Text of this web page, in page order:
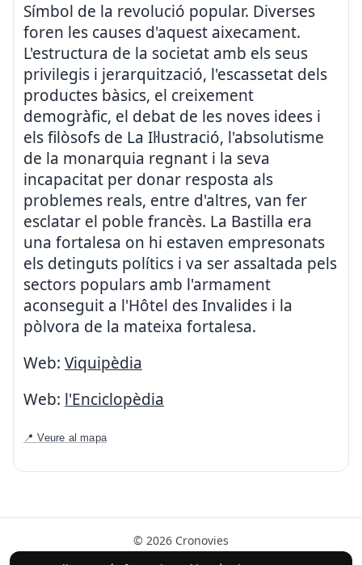
Símbol de la revolució popular. Diverses
foren les causes d'aquest aixecament.
L'estructura de la societat amb els seus
privilegis i jerarquització, l'escassetat dels
productes bàsics, el creixement
demogràfic, el debat de les noves idees i
els filòsofs de La Il·lustració, l'absolutisme
de la monarquia regnant i la seva
incapacitat per donar resposta als
problemes reals, entre d'altres, van fer
esclatar el poble francès. La Bastilla era
una fortalesa on hi estaven empresonats
els detinguts polítics i va ser assaltada pels
sectors populars amb l'armament
aconseguit a l'Hôtel des Invalides i la
pòlvora de la mateixa fortalesa.
Web: Viquipèdia
Web: l'Enciclopèdia
📍 Veure al mapa
© 2026 Cronovies
Història als carrers · Desenvolupat amb l’ajuda de la IA